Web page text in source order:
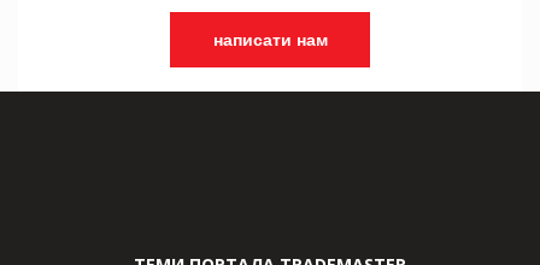
написати нам